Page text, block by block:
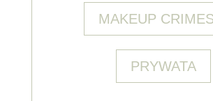
MAKEUP
PRYWATA